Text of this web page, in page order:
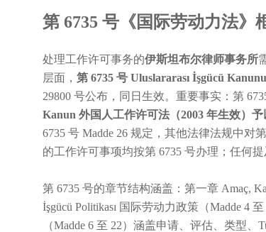
第 6735 号《国际劳动力法》
处理工作许可事务的伊斯坦布尔律师事务所
层面， 第 6735 号 Uluslararası İşgücü
29800 号公布，同日生效。重要事实：第
Kanun 外国人工作许可法（2003 年生效）予
6735 号 Madde 26 规定，其他法律法规中对
的工作许可事项均按第 6735 号办理；任何
第 6735 号的章节结构涵盖：第一章 Amaç,
İşgücü Politikası 国际劳动力政策（Madde 4
（Madde 6 至 22）涵盖申请、评估、类型